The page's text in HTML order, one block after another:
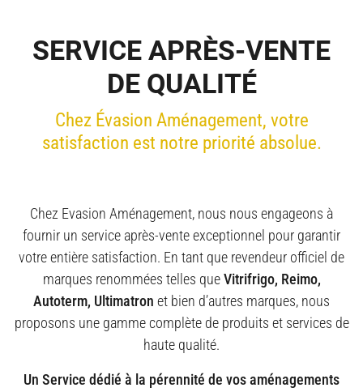
SERVICE APRÈS-VENTE
DE QUALITÉ
Chez Évasion Aménagement, votre
satisfaction est notre priorité absolue.
Chez Evasion Aménagement, nous nous engageons à
fournir un service après-vente exceptionnel pour garantir
votre entière satisfaction. En tant que revendeur officiel de
marques renommées telles queVitrifrigo, Reimo,
Autoterm, Ultimatron et bien d’autres marques, nous
proposons une gamme complète de produits et services de
haute qualité.
Un Service dédié à la pérennité de vos aménagements